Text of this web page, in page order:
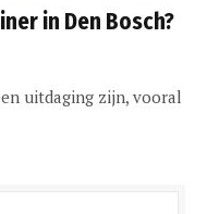
in Den Bosch?
uitdaging zijn, vooral